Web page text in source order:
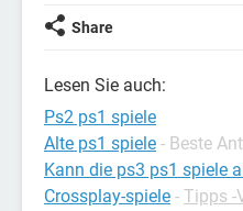
Share
Lesen Sie auch:
Ps2 ps1 spiele
Alte ps1 spiele - Beste
Kann die ps3 ps1 spiele
Crossplay-spiele - Tipps -